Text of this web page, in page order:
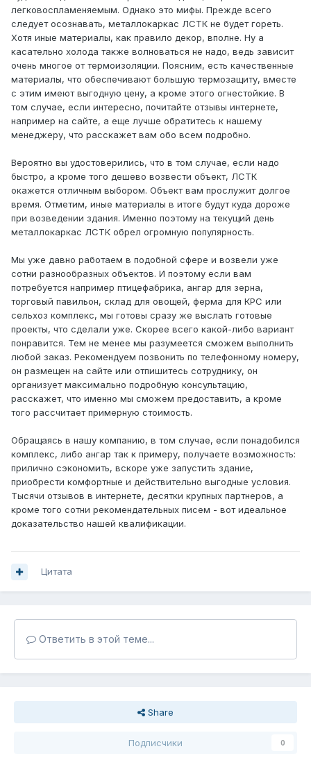
легковоспламеняемым. Однако это мифы. Прежде всего
следует осознавать, металлокаркас ЛСТК не будет гореть.
Хотя иные материалы, как правило декор, вполне. Ну а
касательно холода также волноваться не надо, ведь зависит
очень многое от термоизоляции. Поясним, есть качественные
материалы, что обеспечивают большую термозащиту, вместе
с этим имеют выгодную цену, а кроме этого огнестойкие. В
том случае, если интересно, почитайте отзывы интернете,
например на сайте, а еще лучше обратитесь к нашему
менеджеру, что расскажет вам обо всем подробно.
Вероятно вы удостоверились, что в том случае, если надо
быстро, а кроме того дешево возвести объект, ЛСТК
окажется отличным выбором. Объект вам прослужит долгое
время. Отметим, иные материалы в итоге будут куда дороже
при возведении здания. Именно поэтому на текущий день
металлокаркас ЛСТК обрел огромную популярность.
Мы уже давно работаем в подобной сфере и возвели уже
сотни разнообразных объектов. И поэтому если вам
потребуется например птицефабрика, ангар для зерна,
торговый павильон, склад для овощей, ферма для КРС или
сельхоз комплекс, мы готовы сразу же выслать готовые
проекты, что сделали уже. Скорее всего какой-либо вариант
понравится. Тем не менее мы разумеется сможем выполнить
любой заказ. Рекомендуем позвонить по телефонному номеру,
он размещен на сайте или отпишитесь сотруднику, он
организует максимально подробную консультацию,
расскажет, что именно мы сможем предоставить, а кроме
того рассчитает примерную стоимость.
Обращаясь в нашу компанию, в том случае, если понадобился
комплекс, либо ангар так к примеру, получаете возможность:
прилично сэкономить, вскоре уже запустить здание,
приобрести комфортные и действительно выгодные условия.
Тысячи отзывов в интернете, десятки крупных партнеров, а
кроме того сотни рекомендательных писем - вот идеальное
доказательство нашей квалификации.
Цитата
Ответить в этой теме...
Share
Подписчики 0